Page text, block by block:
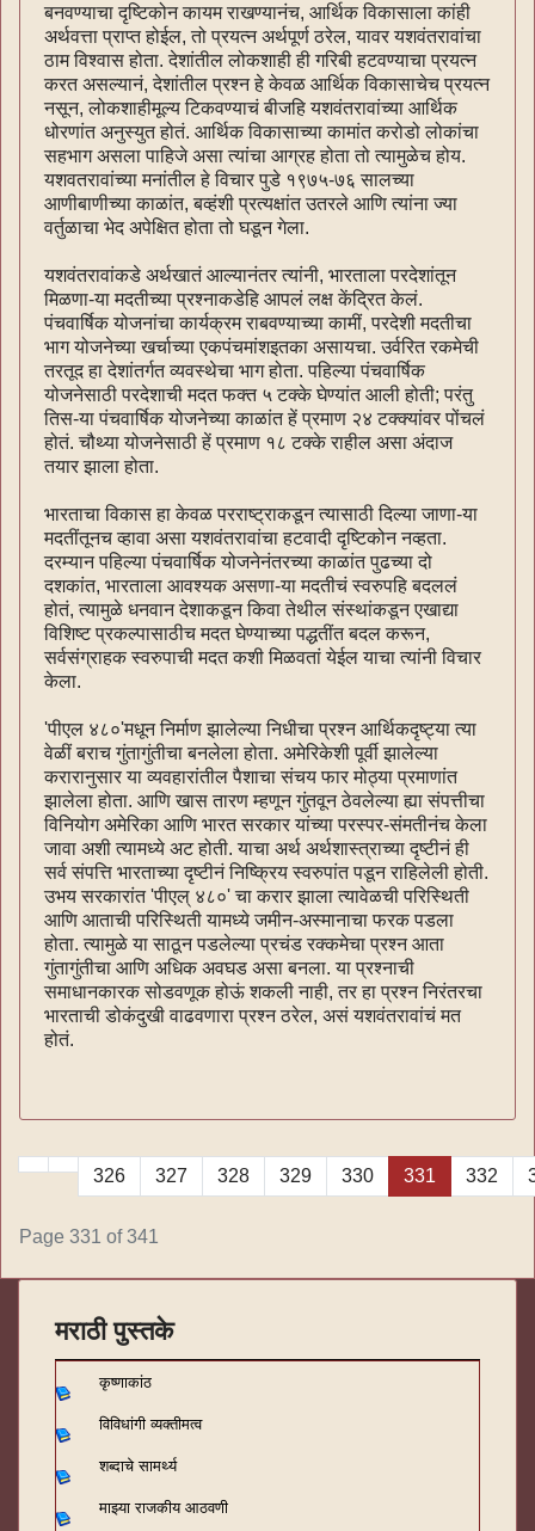
बनवण्याचा दृष्टिकोन कायम राखण्यानंच, आर्थिक विकासाला कांही
अर्थवत्ता प्राप्त होईल, तो प्रयत्न अर्थपूर्ण ठरेल, यावर यशवंतरावांचा
ठाम विश्वास होता. देशांतील लोकशाही ही गरिबी हटवण्याचा प्रयत्न
करत असल्यानं, देशांतील प्रश्न हे केवळ आर्थिक विकासाचेच प्रयत्न
नसून, लोकशाहीमूल्य टिकवण्याचं बीजहि यशवंतरावांच्या आर्थिक
धोरणांत अनुस्युत होतं. आर्थिक विकासाच्या कामांत करोडो लोकांचा
सहभाग असला पाहिजे असा त्यांचा आग्रह होता तो त्यामुळेच होय.
यशवतरावांच्या मनांतील हे विचार पुडे १९७५-७६ सालच्या
आणीबाणीच्या काळांत, बव्हंशी प्रत्यक्षांत उतरले आणि त्यांना ज्या
वर्तुळाचा भेद अपेक्षित होता तो घडून गेला.
यशवंतरावांकडे अर्थखातं आल्यानंतर त्यांनी, भारताला परदेशांतून
मिळणा-या मदतीच्या प्रश्नाकडेहि आपलं लक्ष केंद्रित केलं.
पंचवार्षिक योजनांचा कार्यक्रम राबवण्याच्या कामीं, परदेशी मदतीचा
भाग योजनेच्या खर्चाच्या एकपंचमांशइतका असायचा. उर्वरित रकमेची
तरतूद हा देशांतर्गत व्यवस्थेचा भाग होता. पहिल्या पंचवार्षिक
योजनेसाठी परदेशाची मदत फक्त ५ टक्के घेण्यांत आली होती; परंतु
तिस-या पंचवार्षिक योजनेच्या काळांत हें प्रमाण २४ टक्क्यांवर पोंचलं
होतं. चौथ्या योजनेसाठी हें प्रमाण १८ टक्के राहील असा अंदाज
तयार झाला होता.
भारताचा विकास हा केवळ परराष्ट्राकडून त्यासाठी दिल्या जाणा-या
मदतींतूनच व्हावा असा यशवंतरावांचा हटवादी दृष्टिकोन नव्हता.
दरम्यान पहिल्या पंचवार्षिक योजनेनंतरच्या काळांत पुढच्या दो
दशकांत, भारताला आवश्यक असणा-या मदतीचं स्वरुपहि बदललं
होतं, त्यामुळे धनवान देशाकडून किवा तेथील संस्थांकडून एखाद्या
विशिष्ट प्रकल्पासाठीच मदत घेण्याच्या पद्धतींत बदल करून,
सर्वसंग्राहक स्वरुपाची मदत कशी मिळवतां येईल याचा त्यांनी विचार
केला.
'पीएल ४८०'मधून निर्माण झालेल्या निधीचा प्रश्न आर्थिकदृष्ट्या त्या
वेळीं बराच गुंतागुंतीचा बनलेला होता. अमेरिकेशी पूर्वी झालेल्या
करारानुसार या व्यवहारांतील पैशाचा संचय फार मोठ्या प्रमाणांत
झालेला होता. आणि खास तारण म्हणून गुंतवून ठेवलेल्या ह्या संपत्तीचा
विनियोग अमेरिका आणि भारत सरकार यांच्या परस्पर-संमतीनंच केला
जावा अशी त्यामध्ये अट होती. याचा अर्थ अर्थशास्त्राच्या दृष्टीनं ही
सर्व संपत्ति भारताच्या दृष्टीनं निष्क्रिय स्वरुपांत पडून राहिलेली होती.
उभय सरकारांत 'पीएल् ४८०' चा करार झाला त्यावेळची परिस्थिती
आणि आताची परिस्थिती यामध्ये जमीन-अस्मानाचा फरक पडला
होता. त्यामुळे या साठून पडलेल्या प्रचंड रक्कमेचा प्रश्न आता
गुंतागुंतीचा आणि अधिक अवघड असा बनला. या प्रश्नाची
समाधानकारक सोडवणूक होऊं शकली नाही, तर हा प्रश्न निरंतरचा
भारताची डोकंदुखी वाढवणारा प्रश्न ठरेल, असं यशवंतरावांचं मत
होतं.
326 327 328 329 330 331 332
Page 331 of 341
मराठी पुस्तके
कृष्णाकांठ
विविधांगी व्यक्तीमत्व
शब्दाचे सामर्थ्य
माझ्या राजकीय आठवणी